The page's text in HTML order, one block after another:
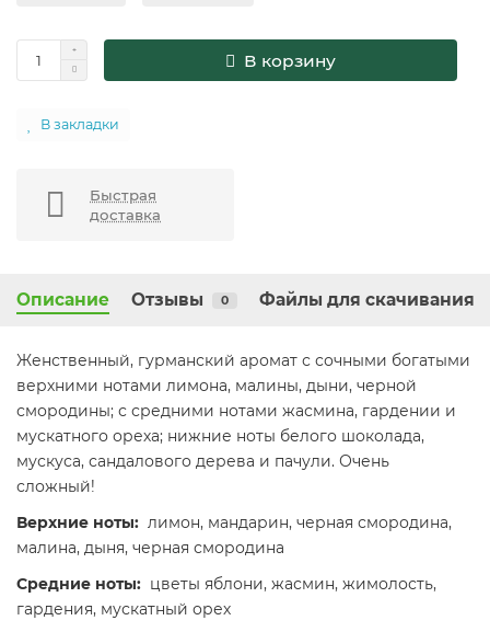
В корзину
В закладки
Быстрая
доставка
Описание Отзывы 0 Файлы для скачивания
Женственный, гурманский аромат с сочными богатыми
верхними нотами лимона, малины, дыни, черной
смородины; с средними нотами жасмина, гардении и
мускатного ореха; нижние ноты белого шоколада,
мускуса, сандалового дерева и пачули. Очень
сложный!
Верхние ноты: лимон, мандарин, черная смородина,
малина, дыня, черная смородина
Средние ноты: цветы яблони, жасмин, жимолость,
гардения, мускатный орех